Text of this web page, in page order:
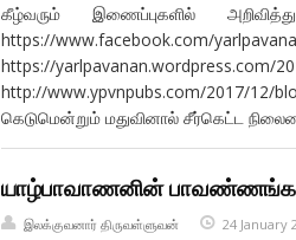
கீழ்வரும் இணைப்புகளில்
https://www.facebook.com/
https://yarlpavanan.wordpress.com/
http://www.ypvnpubs.com/2017/12/
கெடுமென்றும் மதுவினால் சீர்கெட்ட
யாழ்பாவாணனின்
இலக்குவனார் திருவள்ளுவன் 24 January